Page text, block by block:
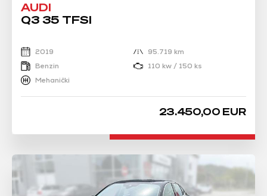
AUDI
Q3 35 TFSI
2019
95.719 km
Benzin
110 kw / 150 ks
Mehanički
23.450,00 EUR